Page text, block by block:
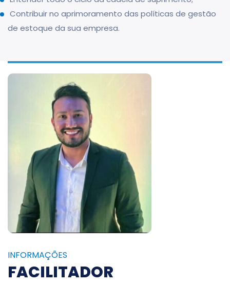
Contribuir no aprimoramento das políticas de gestão
de estoque da sua empresa.
INFORMAÇÕES
FACILITADOR